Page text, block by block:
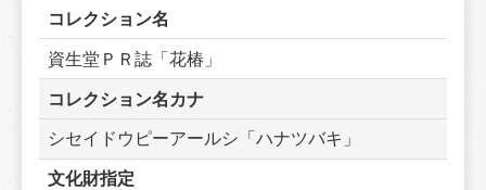
コレクション名
資生堂ＰＲ誌「花椿」
コレクション名カナ
シセイドウピーアールシ「ハナツバキ」
文化財指定